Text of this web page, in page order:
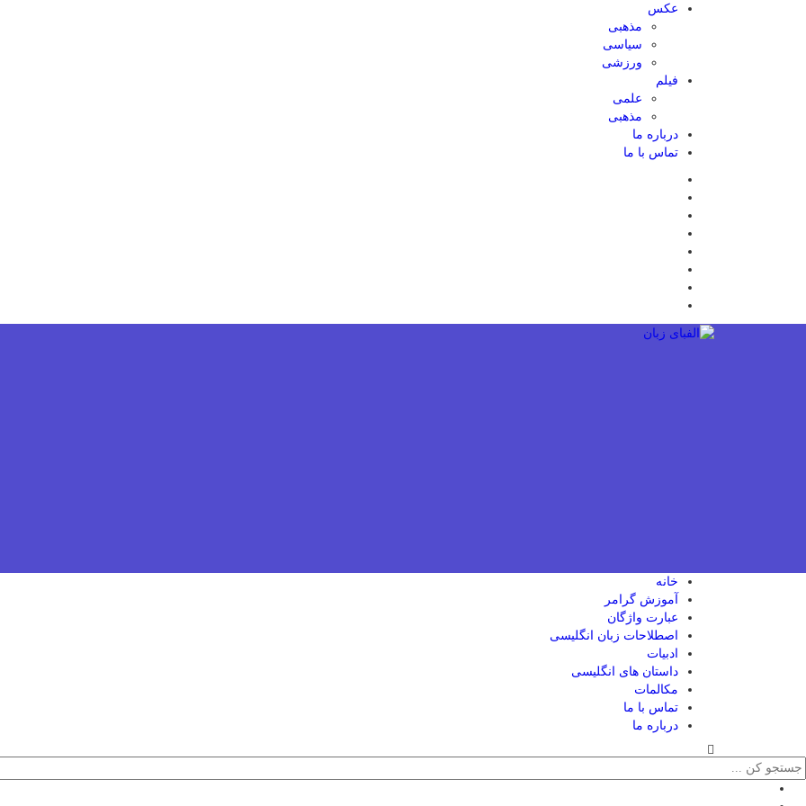
عکس
مذهبی
سیاسی
ورزشی
فیلم
علمی
مذهبی
درباره ما
تماس با ما
خانه
آموزش گرامر
عبارت واژگان
اصطلاحات زبان انگلیسی
ادبیات
داستان های انگلیسی
مکالمات
تماس با ما
درباره ما